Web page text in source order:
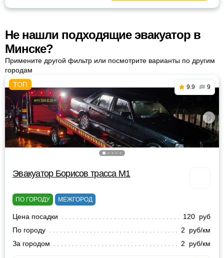
Не нашли подходящие эвакуатор в
Минске?
Примените другой фильтр или посмотрите варианты по другим
городам
9.9 9
Эвакуатор Борисов трасса М1
ПО ГОРОДУ МЕЖГОРОД
Цена посадки
120 руб
По городу
2 руб/км
За городом
2 руб/км